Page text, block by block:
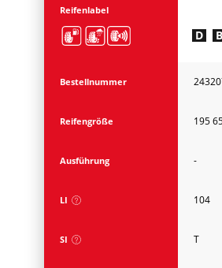
Reifenlabel
D B
Bestellnummer
Reifengröße 195
Ausführung -
LI 104
SI T